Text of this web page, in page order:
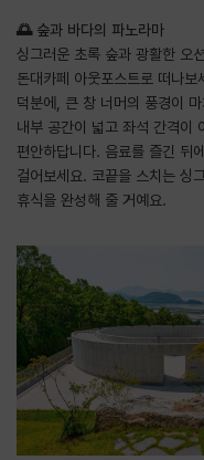
🌅 숲과 바다의 파노라마
싱그러운 초록 숲과 광활한 오
돈대카페 아웃포스트로 떠나
덕분에, 큰 창 너머의 풍경이
내부 공간이 넓고 좌석 간격이
편안하답니다. 음료를 즐긴 뒤
걸어보세요. 코끝을 스치는 싱
휴식을 완성해 줄 거예요.